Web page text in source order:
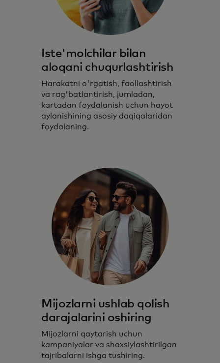
Iste'molchilar bilan
aloqani chuqurlashtirish
Harakatni o'rgatish, faollashtirish
va rag'batlantirish, jumladan,
kartadan foydalanish uchun hayot
aylanishining asosiy daqiqalaridan
foydalaning.
Mijozlarni ushlab qolish
darajalarini oshiring
Mijozlarni qaytarish uchun
kampaniyalar va shaxsiylashtirilgan
tajribalarni ishga tushiring.